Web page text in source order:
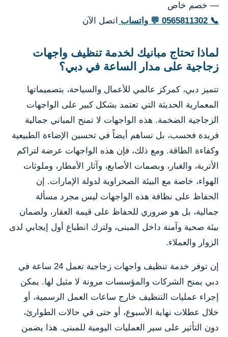
— خصم خاص
📞
0565811302
💬 واتساب اتصل الآن
لماذا تحتاج مبانيك لخدمة تنظيف واجهات
زجاجية على مدار الساعة في دبي؟
تتميز دبي، كمركز عالمي للأعمال والسياحة، بتصميماتها
المعمارية الحديثة التي تعتمد بشكل كبير على الواجهات
الزجاجية الضخمة. هذه الواجهات لا تمنح المباني جمالية
فريدة فحسب، بل تساهم أيضاً في تحسين الإضاءة الطبيعية
وكفاءة الطاقة. ومع ذلك، فإن هذه الواجهات عرضة لتراكم
الأتربة، والغبار، وبصمات الأصابع، وآثار الأمطار، وملوثات
الهواء، خاصة مع البيئة الصحراوية لدولة الإمارات. إن
الحفاظ على نظافة هذه الواجهات ليس مجرد مسألة
جمالية، بل هو ضروري للحفاظ على قيمة العقار، ولضمان
بيئة صحية وآمنة داخل المبنى، ولترك انطباع أول إيجابي لدى
الزوار والعملاء.
إن توفر خدمة تنظيف واجهات زجاجية تعمل 24 ساعة في
دبي يمنح الشركات والمؤسسات مرونة لا مثيل لها. يمكن
إجراء عمليات التنظيف خارج ساعات العمل الرسمية، أو
خلال عطلات نهاية الأسبوع، أو حتى في حالات الطوارئ،
دون التأثير على سير العمليات اليومية للمبنى. هذا يضمن